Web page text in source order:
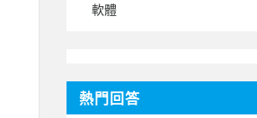
軟體
熱門回答